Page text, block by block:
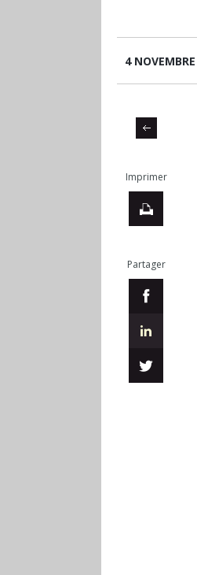
4
Imprimer
Partager